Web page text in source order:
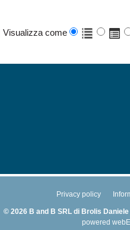
Visualizza come
Privacy policy
© 2026 B and B SRL di Brolis
powered